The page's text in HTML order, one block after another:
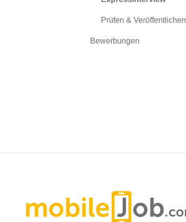
Prüfen & Veröffentlichen
Bewerbungen